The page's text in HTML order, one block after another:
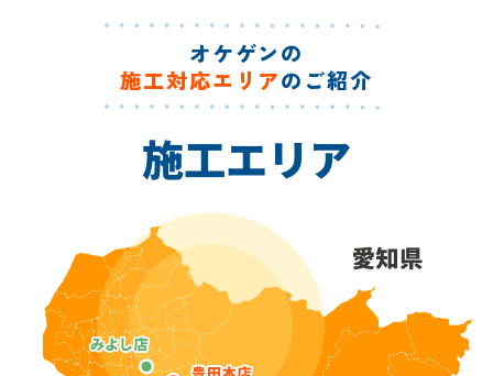
オケゲンの
施工対応エリアのご紹介
施工エリア